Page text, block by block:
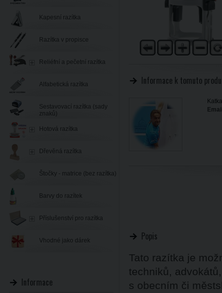
Informace k tomuto
Popis
Tato razítka je
techniků,
s obecním či
Kapesní razítka
Razítka v propisce
Reliéfní a pečetní razítka
Alfabetická razítka
Sestavovací razítka (sady
znaků)
Hotová razítka
Dřevěná razítka
Štočky - matrice (bez razítka)
Barvy do razítek
Příslušenství pro razítka
Vhodné jako dárek
Informace